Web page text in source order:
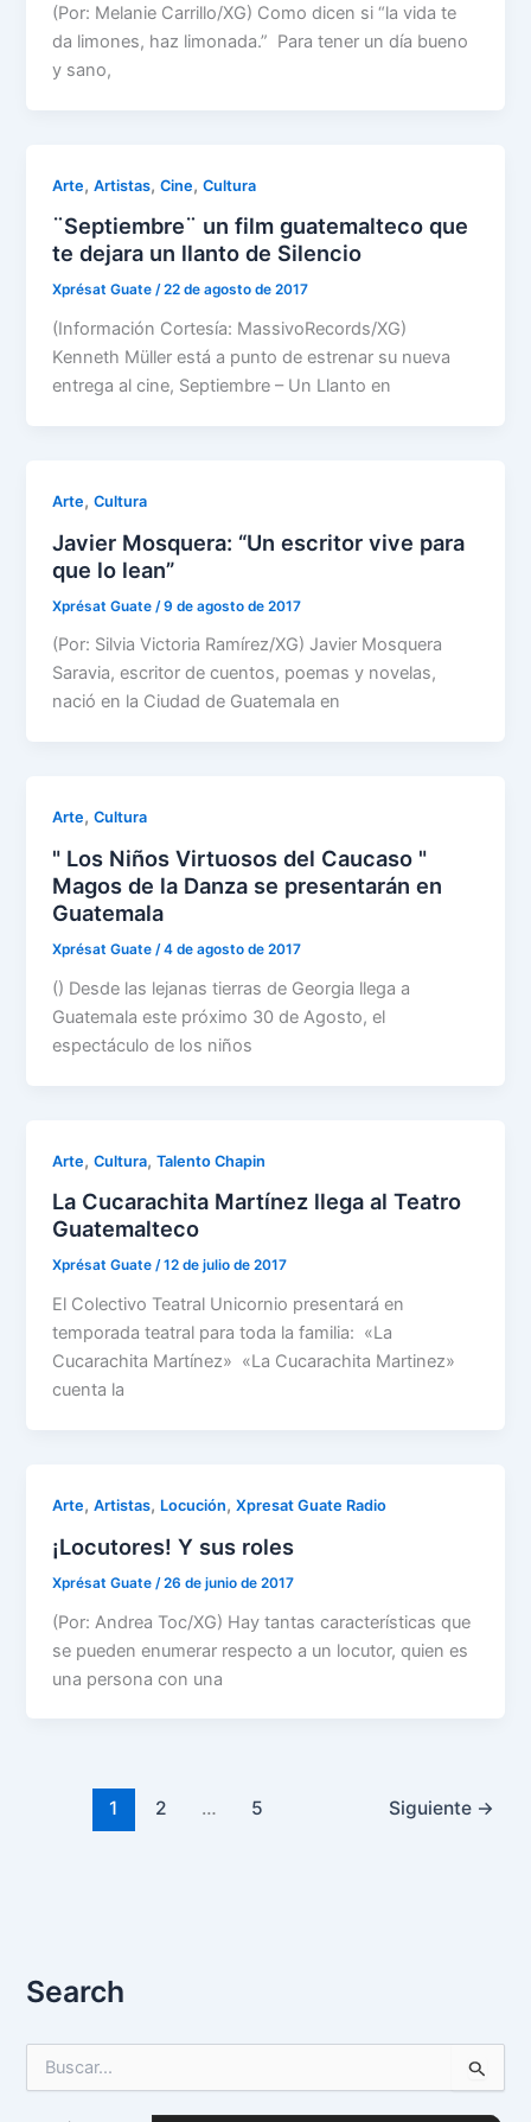
(Por: Melanie Carrillo/XG) Como dicen si “la vida te
da limones, haz limonada.” Para tener un día bueno
y sano,
Arte,Artistas,Cine,Cultura
¨Septiembre¨ un film guatemalteco que
te dejara un llanto de Silencio
Xprésat Guate/22 de agosto de 2017
(Información Cortesía: MassivoRecords/XG)
Kenneth Müller está a punto de estrenar su nueva
entrega al cine, Septiembre – Un Llanto en
Arte,Cultura
Javier Mosquera: “Un escritor vive para
que lo lean”
Xprésat Guate /9 de agosto de 2017
(Por: Silvia Victoria Ramírez/XG) Javier Mosquera
Saravia, escritor de cuentos, poemas y novelas,
nació en la Ciudad de Guatemala en
Arte,Cultura
" Los Niños Virtuosos del Caucaso "
Magos de la Danza se presentarán en
Guatemala
Xprésat Guate/4 de agosto de 2017
() Desde las lejanas tierras de Georgia llega a
Guatemala este próximo 30 de Agosto, el
espectáculo de los niños
Arte,Cultura,Talento Chapin
La Cucarachita Martínez llega al Teatro
Guatemalteco
Xprésat Guate/12 de julio de 2017
El Colectivo Teatral Unicornio presentará en
temporada teatral para toda la familia: «La
Cucarachita Martínez» «La Cucarachita Martinez»
cuenta la
Arte,Artistas, Locución,Xpresat Guate Radio
¡Locutores! Y sus roles
Xprésat Guate /26 de junio de 2017
(Por: Andrea Toc/XG) Hay tantas características que
se pueden enumerar respecto a un locutor, quien es
una persona con una
1 2 … 5 Siguiente →
Search